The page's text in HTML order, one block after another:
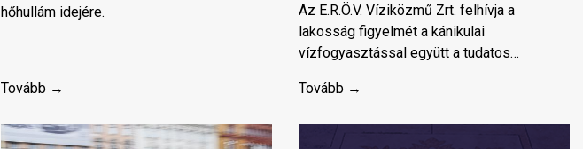
hőhullám idejére.
Tovább →
Az E.R.Ö.V. Víziközmű Zrt. felhívja a
lakosság figyelmét a kánikulai
vízfogyasztással együtt a tudatos…
Tovább →